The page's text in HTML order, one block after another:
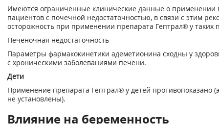
Имеются ограниченные клинические данные о применении
пациентов с почечной недостаточностью, в связи с этим
осторожность при применении препарата Гептрал® у таких
Печеночная недостаточность
Параметры фармакокинетики адеметионина сходны у
с хроническими заболеваниями печени.
Дети
Применение препарата Гептрал® у детей противопоказано
не установлены).
Влияние на беременность